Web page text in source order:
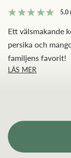
5.0
Ett välsmakande
persika och mango
familjens favorit!
LÄS MER